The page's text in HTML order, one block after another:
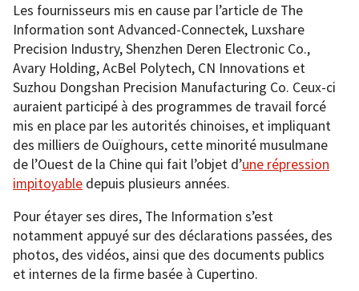
Les fournisseurs mis en cause par l’article de The
Information sont Advanced-Connectek, Luxshare
Precision Industry, Shenzhen Deren Electronic Co.,
Avary Holding, AcBel Polytech, CN Innovations et
Suzhou Dongshan Precision Manufacturing Co. Ceux-ci
auraient participé à des programmes de travail forcé
mis en place par les autorités chinoises, et impliquant
des milliers de Ouïghours, cette minorité musulmane
de l’Ouest de la Chine qui fait l’objet d’une répression
impitoyable depuis plusieurs années.
Pour étayer ses dires, The Information s’est
notamment appuyé sur des déclarations passées, des
photos, des vidéos, ainsi que des documents publics
et internes de la firme basée à Cupertino.